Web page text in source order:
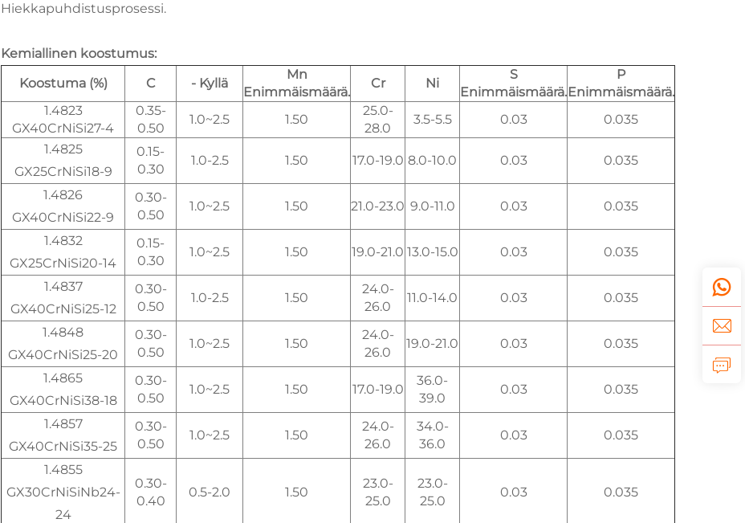
Hiekkapuhdistusprosessi.
Kemiallinen koostumus:
Koostuma (%)
C - Kyllä
Mn
Enimmäismäärä.
Cr Ni
S
Enimmäismäärä.
P
Enimmäismäärä.
1.4823
GX40CrNiSi27-4
0.35-
0.50
1.0~2.5 1.50
25.0-
28.0
3.5-5.5 0.03
0.035
1.4825
GX25CrNiSi18-9
0.15-
0.30
1.0-2.5 1.50 17.0-19.0 8.0-10.0 0.03 0.035
1.4826
GX40CrNiSi22-9
0.30-
0.50
1.0~2.5 1.50 21.0-23.0 9.0-11.0 0.03 0.035
1.4832
GX25CrNiSi20-14
0.15-
0.30
1.0~2.5 1.50 19.0-21.0 13.0-15.0 0.03 0.035
1.4837
GX40CrNiSi25-12
0.30-
0.50
1.0-2.5 1.50
24.0-
26.0
11.0-14.0 0.03 0.035
1.4848
GX40CrNiSi25-20
0.30-
0.50
1.0~2.5 1.50
24.0-
26.0
19.0-21.0 0.03 0.035
1.4865
GX40CrNiSi38-18
0.30-
0.50
1.0~2.5 1.50 17.0-19.0
36.0-
39.0
0.03 0.035
1.4857
GX40CrNiSi35-25
0.30-
0.50
1.0~2.5 1.50
24.0-
26.0
34.0-
36.0
0.03 0.035
1.4855
GX30CrNiSiNb24-
24
0.30-
0.40
0.5-2.0 1.50
23.0-
25.0
23.0-
25.0
0.03 0.035